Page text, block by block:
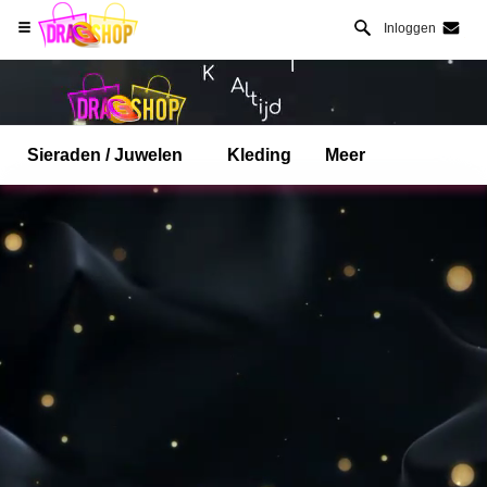
Inloggen
Sieraden / Juwelen Kleding Meer
Open Safari menu.
of klik de safari knop zoals hiernaast getoont
dragshop is nu geinstalleeerd als APP